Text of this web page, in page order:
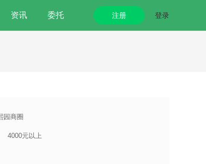
资讯 委托 注册 登录
园商圈
4000元以上